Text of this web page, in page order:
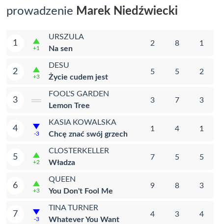
prowadzenie Marek Niedźwiecki
1
+1
URSZULA
Na sen
2 8 1
2
+3
DESU
Życie cudem jest
5 5 2
3
FOOL'S GARDEN
Lemon Tree
3 7 3
4
-3
KASIA KOWALSKA
Chcę znać swój grzech
1 4 1
5
+2
CLOSTERKELLER
Władza
7 5 5
6
+3
QUEEN
You Don't Fool Me
9 8 3
7
-3
TINA TURNER
Whatever You Want
4 3 4